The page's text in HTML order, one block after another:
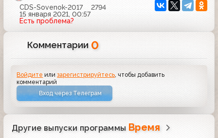
CDS-Sovenok-2017
2794
15 января 2021, 00:57
Есть проблема?
Комментарии 0
Войдите илизарегистрируйтесь , чтобы добавить
комментарий
Вход через Телеграм
Другие выпуски программы Время